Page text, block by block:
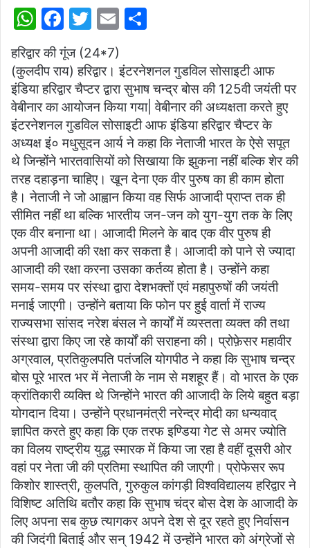
W
at
s
A
p
p
F
a
c
e
b
o
o
k
T
itt
er
E
ai
l
ar
e
हरिद्वार की गूंज (24*7)
(कुलदीप राय) हरिद्वार। इंटरनेशनल गुडविल सोसाइटी आफ
इंडिया हरिद्वार चैप्टर द्वारा सुभाष चन्द्र बोस की 125वी जयंती पर
वेबीनार का आयोजन किया गया| वेबीनार की अध्यक्षता करते हुए
इंटरनेशनल गुडविल सोसाइटी आफ इंडिया हरिद्वार चैप्टर के
अध्यक्ष इं० मधुसूदन आर्य ने कहा कि नेताजी भारत के ऐसे सपूत
थे जिन्होंने भारतवासियों को सिखाया कि झुकना नहीं बल्कि शेर की
तरह दहाड़ना चाहिए। खून देना एक वीर पुरुष का ही काम होता
है। नेताजी ने जो आह्वान किया वह सिर्फ आजादी प्राप्त तक ही
सीमित नहीं था बल्कि भारतीय जन-जन को युग-युग तक के लिए
एक वीर बनाना था। आजादी मिलने के बाद एक वीर पुरुष ही
अपनी आजादी की रक्षा कर सकता है। आजादी को पाने से ज्यादा
आजादी की रक्षा करना उसका कर्तव्य होता है। उन्होंने कहा
समय-समय पर संस्था द्वारा देशभक्तों एवं महापुरुषों की जयंती
मनाई जाएगी। उन्होंने बताया कि फोन पर हुई वार्ता में राज्य
राज्यसभा सांसद नरेश बंसल ने कार्यों में व्यस्तता व्यक्त की तथा
संस्था द्वारा किए जा रहे कार्यों की सराहना की। प्रोफ़ेसर महावीर
अग्रवाल, प्रतिकुलपति पतंजलि योगपीठ ने कहा कि सुभाष चन्द्र
बोस पूरे भारत भर में नेताजी के नाम से मशहूर हैं। वो भारत के एक
क्रांतिकारी व्यक्ति थे जिन्होंने भारत की आजादी के लिये बहुत बड़ा
योगदान दिया। उन्होंने प्रधानमंत्री नरेन्द्र मोदी का धन्यवाद्
ज्ञापित करते हुए कहा कि एक तरफ इण्डिया गेट से अमर ज्योति
का विलय राष्ट्रीय युद्ध स्मारक में किया जा रहा है वहीं दूसरी ओर
वहां पर नेता जी की प्रतिमा स्थापित की जाएगी। प्रोफेसर रूप
किशोर शास्त्री, कुलपति, गुरुकुल कांगड़ी विश्वविद्यालय हरिद्वार ने
विशिष्ट अतिथि बतौर कहा कि सुभाष चंद्र बोस देश के आजादी के
लिए अपना सब कुछ त्यागकर अपने देश से दूर रहते हुए निर्वासन
की जिदंगी बिताई और सन् 1942 में उन्होंने भारत को अंग्रेजों से